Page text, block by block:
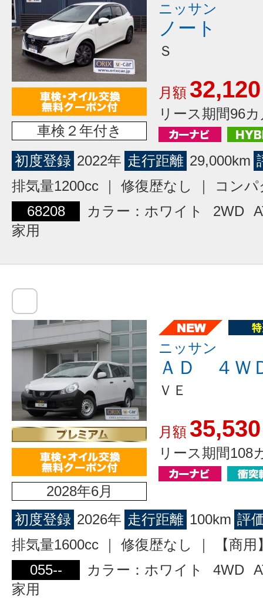
車検２年付き
ニッサン
ノート
Ｓ
月額 32,120
リース期間96
初度登録 2022年 走行距離 29,000km
排気量1200cc ｜ 修復歴なし ｜ コン
68208
カラー：ホワイト 2WD
家用
2028年6月
ニッサン
ＡＤ ４Ｗ
ＶＥ
月額 35,530
リース期間108
初度登録 2026年 走行距離 100km 評
排気量1600cc ｜ 修復歴なし ｜ 【商
055--
カラー：ホワイト 4WD
家用